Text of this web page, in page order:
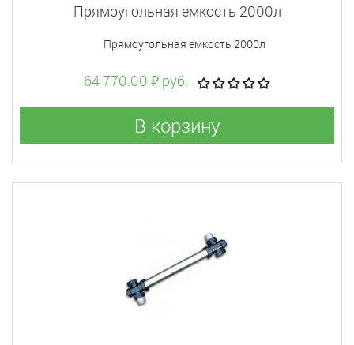
Прямоугольная емкость 2000л
Прямоугольная емкость 2000л
64 770.00 ₽ руб.
В корзину